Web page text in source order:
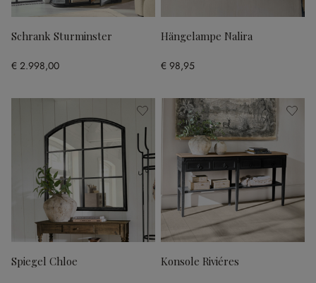
Schrank Sturminster
€ 2.998,00
Hängelampe Nalira
€ 98,95
Spiegel Chloe Konsole Riviéres